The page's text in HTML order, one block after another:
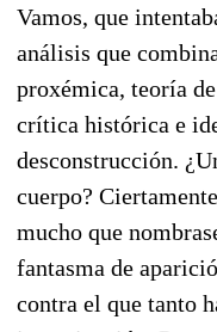
Vamos, que
análisis que
proxémica, teoría
crítica histórica e
desconstrucción.
cuerpo?
mucho que
fantasma de
contra el que tanto